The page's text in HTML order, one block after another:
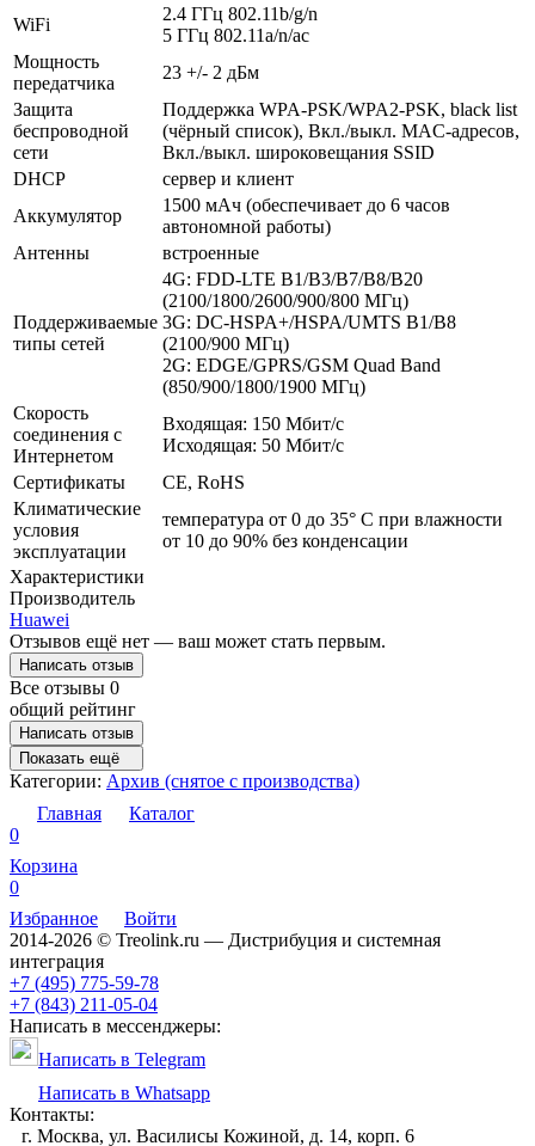
WiFi
2.4 ГГц 802.11b/g/n
5 ГГц 802.11a/n/ac
Мощность
передатчика
23 +/- 2 дБм
Защита
беспроводной
сети
Поддержка WPA-PSK/WPA2-PSK, black list
(чёрный список), Вкл./выкл. MAC-адресов,
Вкл./выкл. широковещания SSID
DHCP
сервер и клиент
Аккумулятор
1500 мАч (обеспечивает до 6 часов
автономной работы)
Антенны
встроенные
Поддерживаемые
типы сетей
4G: FDD-LTE B1/B3/B7/B8/B20
(2100/1800/2600/900/800 МГц)
3G: DC-HSPA+/HSPA/UMTS B1/B8
(2100/900 МГц)
2G: EDGE/GPRS/GSM Quad Band
(850/900/1800/1900 МГц)
Скорость
соединения с
Интернетом
Входящая: 150 Мбит/с
Исходящая: 50 Мбит/с
Сертификаты
CE, RoHS
Климатические
условия
эксплуатации
температура от 0 до 35° C при влажности
от 10 до 90% без конденсации
Характеристики
Производитель
Huawei
Отзывов ещё нет — ваш может стать первым.
Написать отзыв
Все отзывы 0
общий рейтинг
Написать отзыв
Показать ещё
Категории: Архив (снятое с производства)
Главная
Каталог
0
Корзина
0
Избранное
Войти
2014-2026 © Treolink.ru — Дистрибуция и системная
интеграция
+7 (495) 775-59-78
+7 (843) 211-05-04
Написать в мессенджеры:
Написать в Telegram
Написать в Whatsapp
Контакты:
г. Москва, ул. Василисы Кожиной, д. 14, корп. 6